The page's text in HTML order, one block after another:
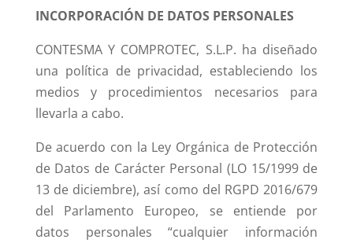
INCORPORACIÓN DE DATOS PERSONALES
CONTESMA Y COMPROTEC, S.L.P. ha diseñado
una política de privacidad, estableciendo los
medios y procedimientos necesarios para
llevarla a cabo.
De acuerdo con la Ley Orgánica de Protección
de Datos de Carácter Personal (LO 15/1999 de
13 de diciembre), así como del RGPD 2016/679
del Parlamento Europeo, se entiende por
datos personales “cualquier información